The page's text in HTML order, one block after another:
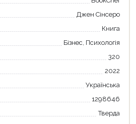
Джен Сінсеро
Книга
Бізнес, Психологія
320
2022
Українська
1298646
Тверда
покупки